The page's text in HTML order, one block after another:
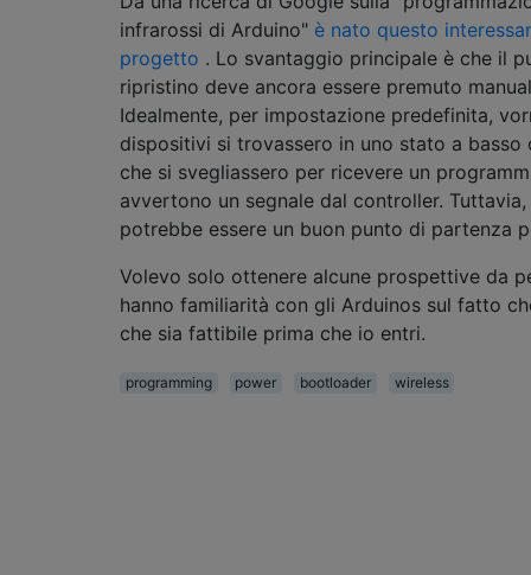
infrarossi di Arduino" è nato questo
progetto . Lo svantaggio principale è che il
ripristino deve ancora essere premuto
Idealmente, per impostazione predefinita,
dispositivi si trovassero in uno stato a basso
che si svegliassero per ricevere un
avvertono un segnale dal controller.
potrebbe essere un buon punto di partenza
Volevo solo ottenere alcune prospettive da
hanno familiarità con gli Arduinos sul fatto
che sia fattibile prima che io entri.
programming power bootloader wireless